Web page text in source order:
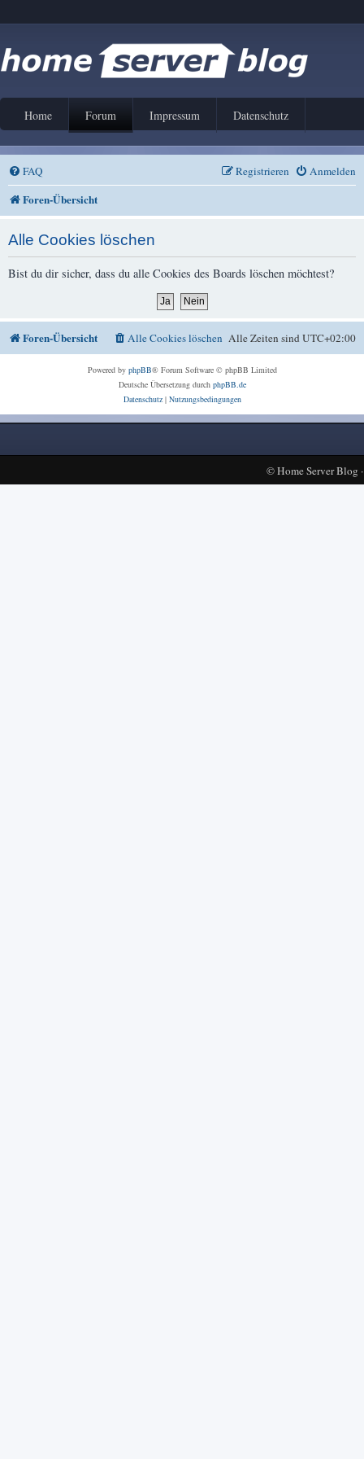
Home Forum Impressum Datenschutz
FAQ Anmelden
Registrieren
Foren-Übersicht
Alle Cookies löschen
Bist du dir sicher, dass du alle Cookies des Boards löschen möchtest?
Foren-Übersicht Alle Zeiten sindUTC+02:00
Alle Cookies löschen
Powered by phpBB® Forum Software © phpBB Limited
Deutsche Übersetzung durch phpBB.de
Datenschutz| Nutzungsbedingungen
©Home Server Blog